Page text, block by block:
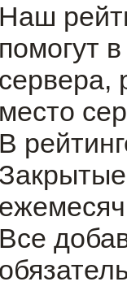
Наш
помогут
сервера,
место
В
Все